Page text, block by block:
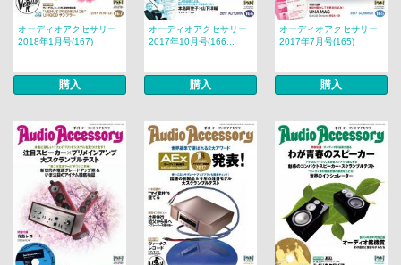
オーディオアクセサリー
2018年1月号(167)
購入
オーディオアクセサリー
2017年10月号(166...
購入
オーディオアクセサリー
2017年7月号(165)
購入